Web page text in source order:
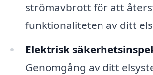
strömavbrott för att
funktionaliteten av ditt
Elektrisk
Genomgång av ditt